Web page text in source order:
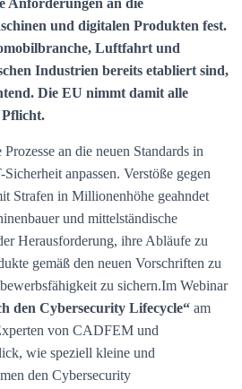
Anforderungen an die
und digitalen Produkten fest.
Luftfahrt und
Industrien bereits etabliert sind,
Die EU nimmt damit alle
an die neuen Standards in
anpassen. Verstöße gegen
Strafen in Millionenhöhe geahndet
und mittelständische
Herausforderung, ihre Abläufe zu
gemäß den neuen Vorschriften zu
zu sichern.Im Webinar
den Cybersecurity Lifecycle“ am
von CADFEM und
wie speziell kleine und
den Cybersecurity